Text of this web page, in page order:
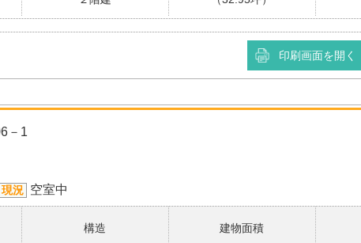
印刷画面を開く
－1
現況 空室中
構造 建物面積